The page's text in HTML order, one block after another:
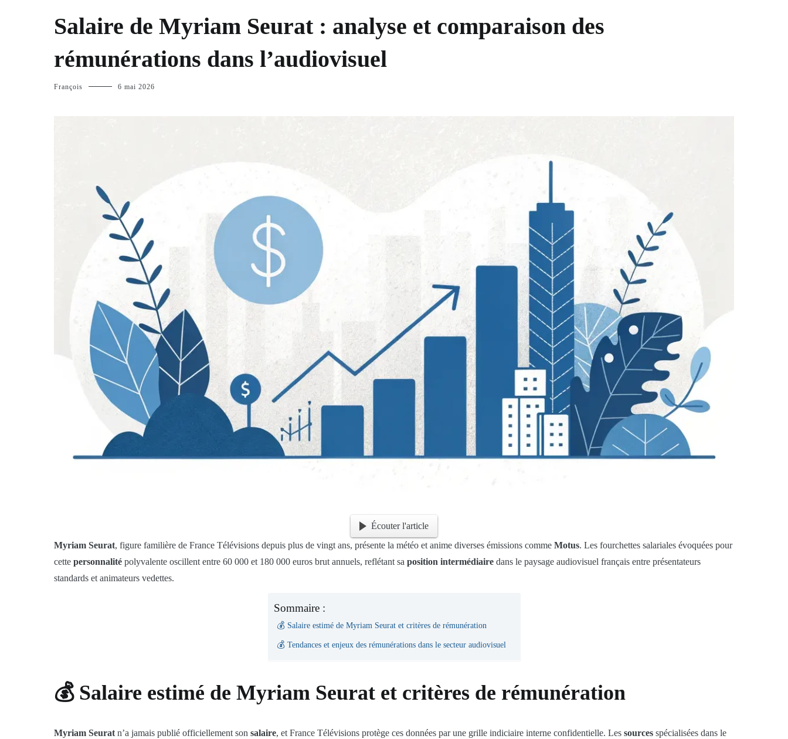
Salaire de Myriam Seurat : analyse et comparaison des
rémunérations dans l’audiovisuel
François 6 mai 2026
Écouter l'article
Myriam Seurat, figure familière de France Télévisions depuis plus de vingt ans, présente la météo et anime diverses émissions comme Motus. Les fourchettes salariales évoquées pour
cette personnalité polyvalente oscillent entre 60 000 et 180 000 euros brut annuels, reflétant sa position intermédiaire dans le paysage audiovisuel français entre présentateurs
standards et animateurs vedettes.
Sommaire :
💰 Salaire estimé de Myriam Seurat et critères de rémunération
💰 Tendances et enjeux des rémunérations dans le secteur audiovisuel
💰 Salaire estimé de Myriam Seurat et critères de rémunération
Myriam Seurat n’a jamais publié officiellement son salaire, et France Télévisions protège ces données par une grille indiciaire interne confidentielle. Les sources spécialisées dans le